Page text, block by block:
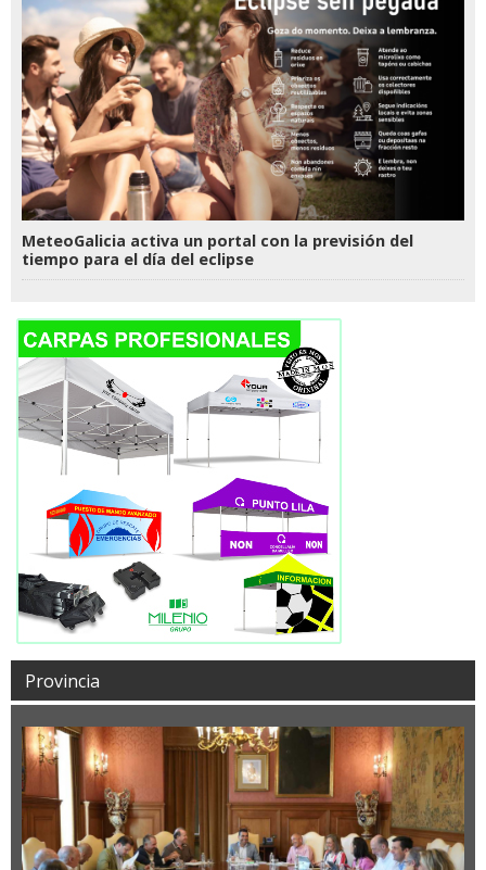
MeteoGalicia activa un portal con la previsión del
tiempo para el día del eclipse
Provincia